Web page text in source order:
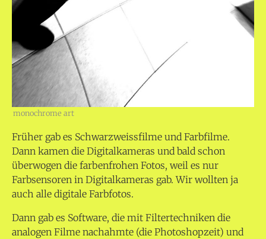
monochrome art
Früher gab es Schwarzweissfilme und Farbfilme.
Dann kamen die Digitalkameras und bald schon
überwogen die farbenfrohen Fotos, weil es nur
Farbsensoren in Digitalkameras gab. Wir wollten ja
auch alle digitale Farbfotos.
Dann gab es Software, die mit Filtertechniken die
analogen Filme nachahmte (die Photoshopzeit) und